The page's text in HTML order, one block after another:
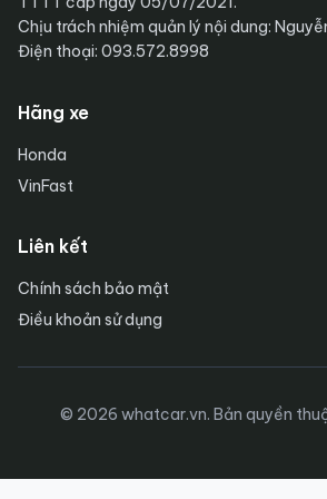
Chịu trách nhiệm quản lý nội dung:
Điện thoại: 093.572.8998
Hãng xe
Honda
VinFast
Liên kết
Chính sách bảo mật
Điều khoản sử dụng
© 2026 whatcar.vn. Bản quyền